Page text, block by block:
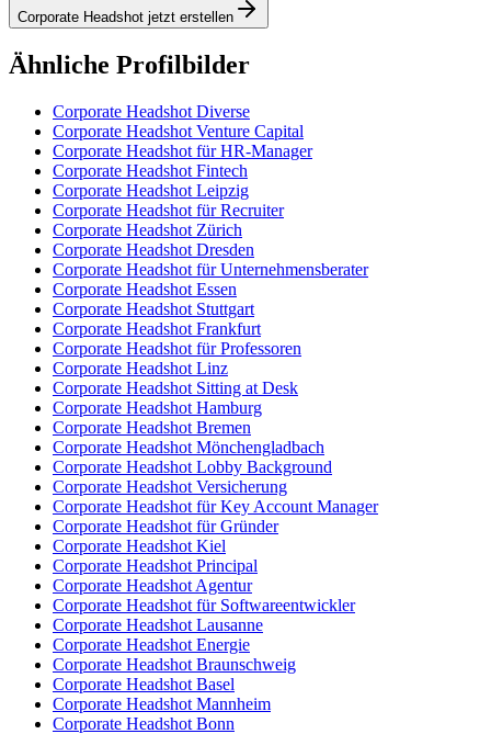
Corporate Headshot jetzt erstellen
Ähnliche Profilbilder
Corporate Headshot Diverse
Corporate Headshot Venture Capital
Corporate Headshot für HR-Manager
Corporate Headshot Fintech
Corporate Headshot Leipzig
Corporate Headshot für Recruiter
Corporate Headshot Zürich
Corporate Headshot Dresden
Corporate Headshot für Unternehmensberater
Corporate Headshot Essen
Corporate Headshot Stuttgart
Corporate Headshot Frankfurt
Corporate Headshot für Professoren
Corporate Headshot Linz
Corporate Headshot Sitting at Desk
Corporate Headshot Hamburg
Corporate Headshot Bremen
Corporate Headshot Mönchengladbach
Corporate Headshot Lobby Background
Corporate Headshot Versicherung
Corporate Headshot für Key Account Manager
Corporate Headshot für Gründer
Corporate Headshot Kiel
Corporate Headshot Principal
Corporate Headshot Agentur
Corporate Headshot für Softwareentwickler
Corporate Headshot Lausanne
Corporate Headshot Energie
Corporate Headshot Braunschweig
Corporate Headshot Basel
Corporate Headshot Mannheim
Corporate Headshot Bonn